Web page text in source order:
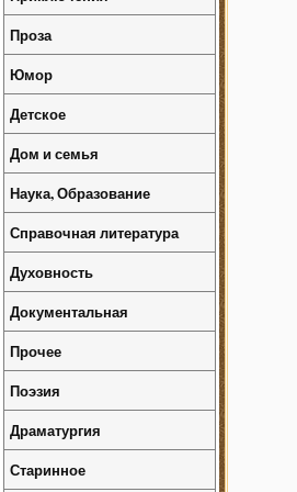
Проза
Юмор
Детское
Дом и семья
Наука, Образование
Справочная литература
Духовность
Документальная
Прочее
Поэзия
Драматургия
Старинное